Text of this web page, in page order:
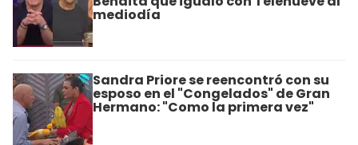
mediodía
Sandra Priore se reencontró con su
esposo en el "Congelados" de Gran
Hermano: "Como la primera vez"